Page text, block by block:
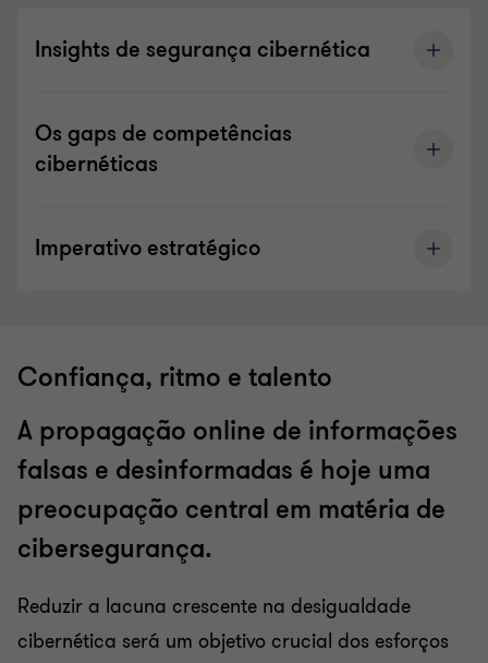
Insights de segurança cibernética
Os gaps de competências
cibernéticas
Imperativo estratégico
Confiança, ritmo e talento
A propagação online de informações
falsas e desinformadas é hoje uma
preocupação central em matéria de
cibersegurança.
Reduzir a lacuna crescente na desigualdade
cibernética será um objetivo crucial dos esforços